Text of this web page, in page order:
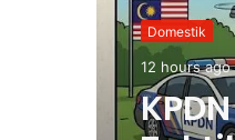
Domestik
12 hours ago